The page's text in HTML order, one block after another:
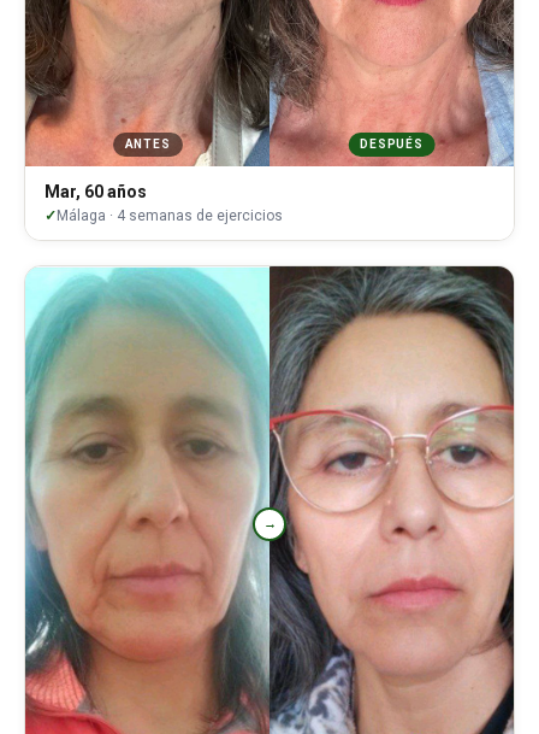
ANTES DESPUÉS
Mar, 60 años
Málaga · 4 semanas de ejercicios
→